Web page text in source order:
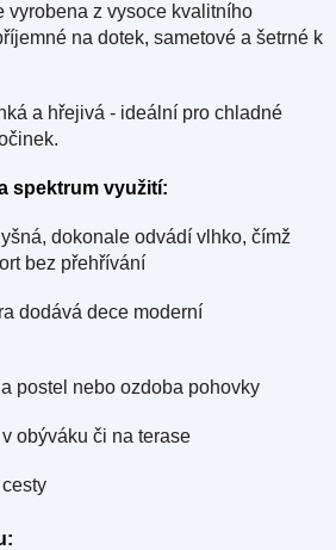
vyrobena z vysoce kvalitního
na dotek, sametové a šetrné k
a hřejivá - ideální pro chladné
spektrum využití:
dokonale odvádí vlhko, čímž
bez přehřívání
dodává dece moderní
postel nebo ozdoba pohovky
obýváku či na terase